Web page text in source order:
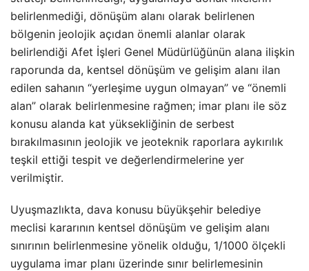
belirlenmediği, dönüşüm alanı olarak belirlenen
bölgenin jeolojik açıdan önemli alanlar olarak
belirlendiği Afet İşleri Genel Müdürlüğünün alana ilişkin
raporunda da, kentsel dönüşüm ve gelişim alanı ilan
edilen sahanın “yerleşime uygun olmayan” ve “önemli
alan” olarak belirlenmesine rağmen; imar planı ile söz
konusu alanda kat yüksekliğinin de serbest
bırakılmasının jeolojik ve jeoteknik raporlara aykırılık
teşkil ettiği tespit ve değerlendirmelerine yer
verilmiştir.
Uyuşmazlıkta, dava konusu büyükşehir belediye
meclisi kararının kentsel dönüşüm ve gelişim alanı
sınırının belirlenmesine yönelik olduğu, 1/1000 ölçekli
uygulama imar planı üzerinde sınır belirlemesinin